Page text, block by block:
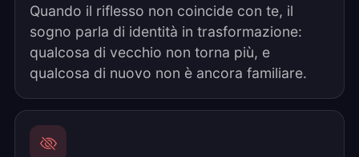
Quando il riflesso non coincide con te, il
sogno parla di identità in trasformazione:
qualcosa di vecchio non torna più, e
qualcosa di nuovo non è ancora familiare.